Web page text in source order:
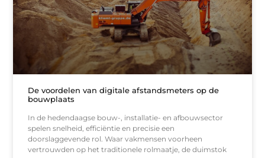
De voordelen van digitale afstandsmeters op de
bouwplaats
In de hedendaagse bouw-, installatie- en afbouwsector
spelen snelheid, efficiëntie en precisie een
doorslaggevende rol. Waar vakmensen voorheen
vertrouwden op het traditionele rolmaatje, de duimstok